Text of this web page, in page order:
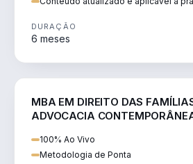
DURAÇÃO
6 meses
MBA EM DIREITO DAS
ADVOCACIA
100% Ao Vivo
Metodologia de Ponta